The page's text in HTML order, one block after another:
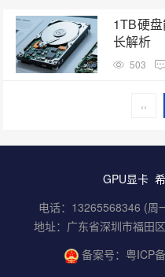
服务器硬盘接口(1)
硬盘状
扩容NAS(1)
增加硬盘方案(1)
1TB硬
长解析
503
‹‹
GPU显卡
电话：13265568346 (周
地址：广东省深圳市福田
备案号： 粤ICP